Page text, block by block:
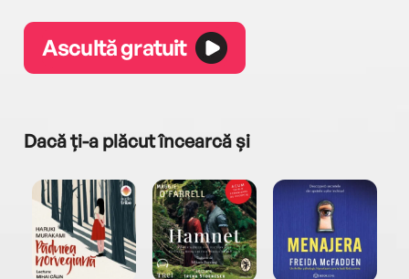
Ascultă gratuit
Dacă ți-a plăcut încearcă și